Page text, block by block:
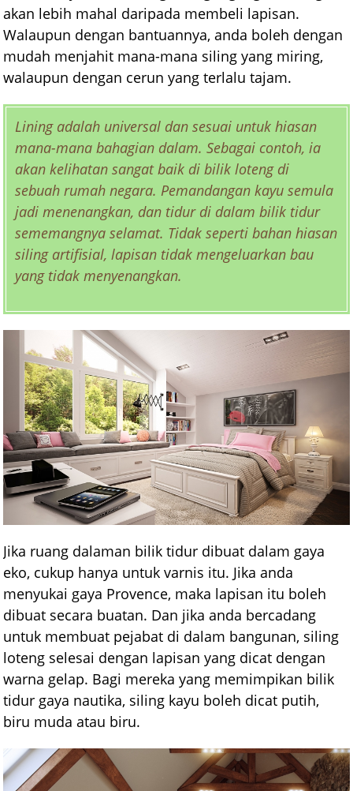
akan lebih mahal daripada membeli lapisan.
Walaupun dengan bantuannya, anda boleh dengan
mudah menjahit mana-mana siling yang miring,
walaupun dengan cerun yang terlalu tajam.
Lining adalah universal dan sesuai untuk hiasan
mana-mana bahagian dalam. Sebagai contoh, ia
akan kelihatan sangat baik di bilik loteng di
sebuah rumah negara. Pemandangan kayu semula
jadi menenangkan, dan tidur di dalam bilik tidur
sememangnya selamat. Tidak seperti bahan hiasan
siling artifisial, lapisan tidak mengeluarkan bau
yang tidak menyenangkan.
Jika ruang dalaman bilik tidur dibuat dalam gaya
eko, cukup hanya untuk varnis itu. Jika anda
menyukai gaya Provence, maka lapisan itu boleh
dibuat secara buatan. Dan jika anda bercadang
untuk membuat pejabat di dalam bangunan, siling
loteng selesai dengan lapisan yang dicat dengan
warna gelap. Bagi mereka yang memimpikan bilik
tidur gaya nautika, siling kayu boleh dicat putih,
biru muda atau biru.